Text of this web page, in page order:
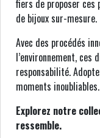
fiers de proposer ces
de bijoux sur-mesure.
Avec des procédés
l’environnement,
responsabilité.
moments inoubliables.
Explorez notre
ressemble.